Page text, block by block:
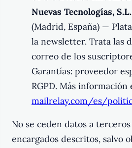
Nuevas Tecnologías,
(Madrid, España) —
la newsletter. Trata las
correo de los
Garantías: proveedor
RGPD. Más información
mailrelay.com/es/
No se ceden datos a
encargados descritos, salvo